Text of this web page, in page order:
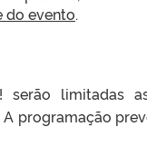
do evento.
serão limitadas
programação